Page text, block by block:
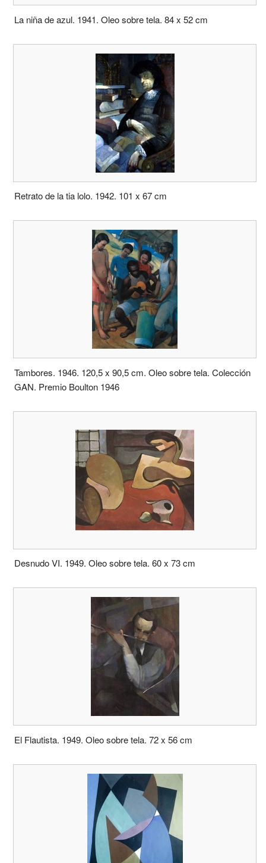
La niña de azul. 1941. Oleo sobre tela. 84 x 52 cm
Retrato de la tia lolo. 1942. 101 x 67 cm
Tambores. 1946. 120,5 x 90,5 cm. Oleo sobre tela. Colección
GAN. Premio Boulton 1946
Desnudo VI. 1949. Oleo sobre tela. 60 x 73 cm
El Flautista. 1949. Oleo sobre tela. 72 x 56 cm